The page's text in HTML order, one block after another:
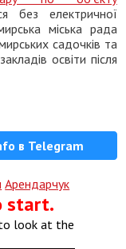
без електричної
міська рада
садочків та
освіти після
в Telegram
Арендарчук
start.
look at the